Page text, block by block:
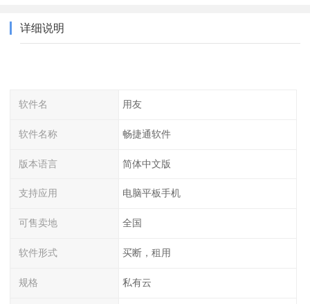
详细说明
软件名 用友
软件名称 畅捷通软件
版本语言 简体中文版
支持应用 电脑平板手机
可售卖地 全国
软件形式 买断，租用
规格 私有云